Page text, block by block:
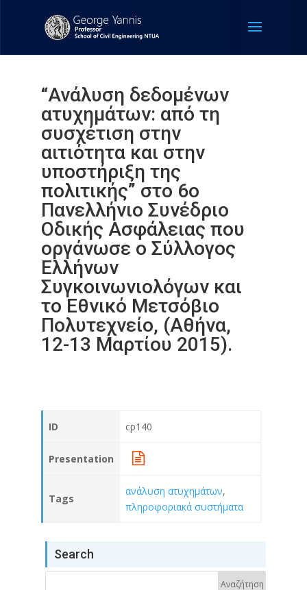
“Ανάλυση δεδομένων
ατυχημάτων: από τη
συσχέτιση στην
αιτιότητα και στην
υποστήριξη της
πολιτικής” στο 6ο
Πανελλήνιο Συνέδριο
Οδικής Ασφάλειας που
οργάνωσε o Σύλλογος
Ελλήνων
Συγκοινωνιολόγων και
το Εθνικό Μετσόβιο
Πολυτεχνείο, (Αθήνα,
12-13 Μαρτίου 2015).
ID cp140
Presentation
Tags
ανάλυση ατυχημάτων,
πληροφοριακά συστήματα
Search